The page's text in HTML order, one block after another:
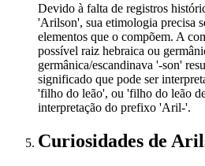
Devido à falta de registros
'Arilson', sua etimologia precisa
elementos que o compõem. A
possível raiz hebraica ou
germânica/escandinava '-son'
significado que pode ser
'filho do leão', ou 'filho do leão
interpretação do prefixo 'Aril-'.
Curiosidades de